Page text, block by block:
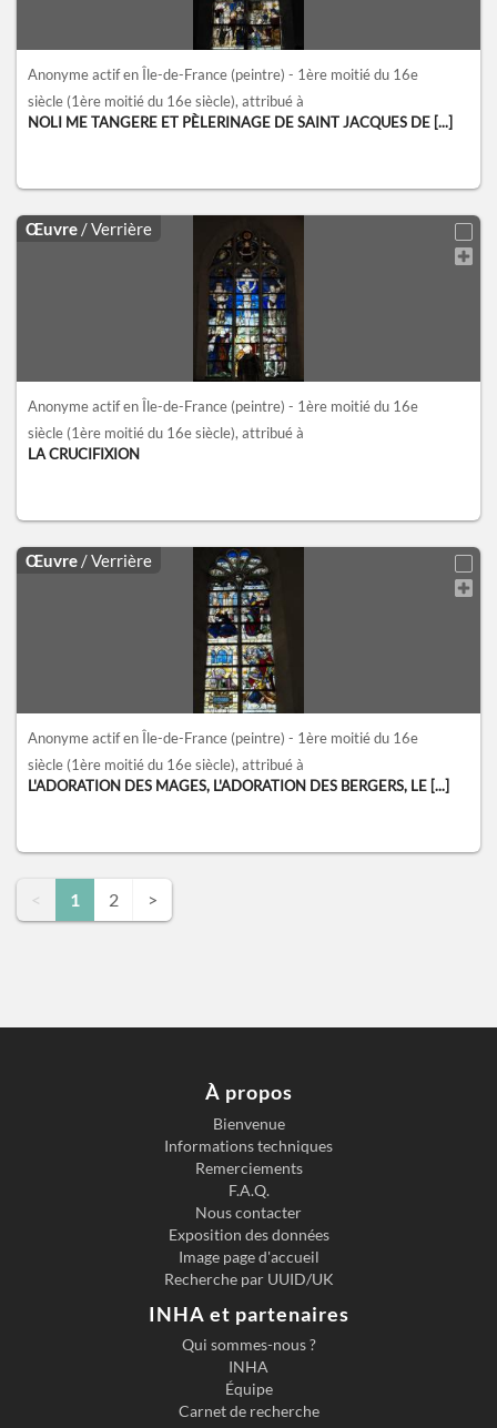
Anonyme actif en Île-de-France (peintre) - 1ère moitié du 16e
siècle (1ère moitié du 16e siècle), attribué à
NOLI ME TANGERE ET PÈLERINAGE DE SAINT JACQUES DE [...]
Œuvre / Verrière
Anonyme actif en Île-de-France (peintre) - 1ère moitié du 16e
siècle (1ère moitié du 16e siècle), attribué à
LA CRUCIFIXION
Œuvre / Verrière
Anonyme actif en Île-de-France (peintre) - 1ère moitié du 16e
siècle (1ère moitié du 16e siècle), attribué à
L'ADORATION DES MAGES, L'ADORATION DES BERGERS, LE [...]
< 1 2 >
À propos
Bienvenue
Informations techniques
Remerciements
F.A.Q.
Nous contacter
Exposition des données
Image page d'accueil
Recherche par UUID/UK
INHA et partenaires
Qui sommes-nous ?
INHA
Équipe
Carnet de recherche